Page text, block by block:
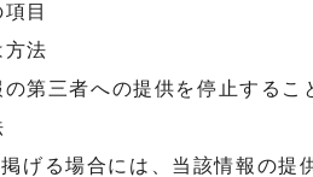
目
法
第三者への提供を停止するこ
げる場合には、当該情報の提